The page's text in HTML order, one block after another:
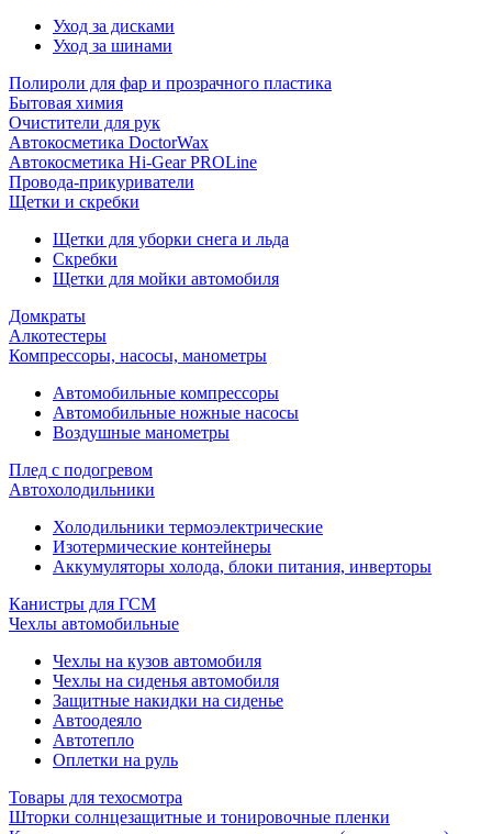
Уход за дисками
Уход за шинами
Полироли для фар и прозрачного пластика
Бытовая химия
Очистители для рук
Автокосметика DoctorWax
Автокосметика Hi-Gear PROLine
Провода-прикуриватели
Щетки и скребки
Щетки для уборки снега и льда
Скребки
Щетки для мойки автомобиля
Домкраты
Алкотестеры
Компрессоры, насосы, манометры
Автомобильные компрессоры
Автомобильные ножные насосы
Воздушные манометры
Плед с подогревом
Автохолодильники
Холодильники термоэлектрические
Изотермические контейнеры
Аккумуляторы холода, блоки питания, инверторы
Канистры для ГСМ
Чехлы автомобильные
Чехлы на кузов автомобиля
Чехлы на сиденья автомобиля
Защитные накидки на сиденье
Автоодеяло
Автотепло
Оплетки на руль
Товары для техосмотра
Шторки солнцезащитные и тонировочные пленки